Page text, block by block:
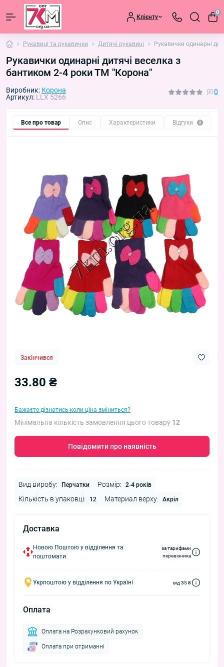
Клієнту
0
Рукавиці та рукавички Дитячі рукавиці Рукавички одинарні
Рукавички одинарні дитячі веселка з
бантиком 2-4 роки ТМ "Корона"
Виробник: Корона
Артикул: LLX 5266
0
Все про товар Опис Характеристики Відгуки 0
Закінчився
33.80 ₴
Бажаєте дізнатись коли ціна зміниться?
Мінімальна кількість замовлення цього товару 12
Повідомити про наявність
Вид виробу: Перчатки Розмір: 2-4 років
Кількість в упаковці: 12 Материал верху: Акріл
Доставка
Новою Поштою у відділення та
поштомати
за тарифами
перевізника
Укрпоштою у відділення по Україні від 35 ₴
Оплата
Оплата на Розрахунковий рахунок
Оплата при отриманні